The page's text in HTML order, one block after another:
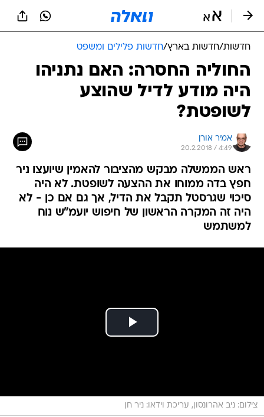
חדשות/חדשות בארץ/חדשות פלילים ומשפט
החוליה החסרה: האם נתניהו
היה מודע לדיל שהוצע
לשופטת?
אמיר אורן
20.2.2018 / 4:49
ראש הממשלה מבקש מהציבור להאמין שיועצו ניר
חפץ בדה ממוחו את ההצעה לשופטת. לא היה
סיכוי שגרסטל תקבל את הדיל, אך גם אם כן - לא
היה זה המקרה הראשון של חיפוש יועמ"ש נוח
למשתמש
צילום: ניב אהרונסון, עריכת וידאו: ניר חן